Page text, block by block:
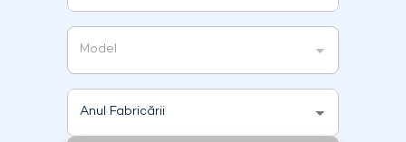
Model
Anul Fabricării